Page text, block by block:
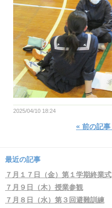
2025/04/10 18:24
« 前の記事
最近の記事
７月１７日（金）第１学期終業式
７月９日（木）授業参観
７月８日（水）第３回避難訓練